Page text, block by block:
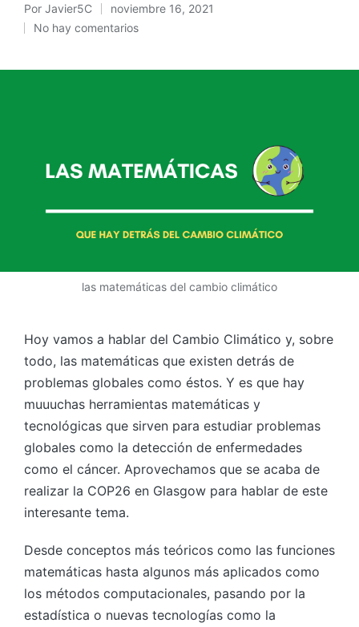
Por Javier5C
noviembre 16, 2021
No hay comentarios
las matemáticas del cambio climático
Hoy vamos a hablar del Cambio Climático y, sobre
todo, las matemáticas que existen detrás de
problemas globales como éstos. Y es que hay
muuuchas herramientas matemáticas y
tecnológicas que sirven para estudiar problemas
globales como la detección de enfermedades
como el cáncer. Aprovechamos que se acaba de
realizar la COP26 en Glasgow para hablar de este
interesante tema.
Desde conceptos más teóricos como las funciones
matemáticas hasta algunos más aplicados como
los métodos computacionales, pasando por la
estadística o nuevas tecnologías como la